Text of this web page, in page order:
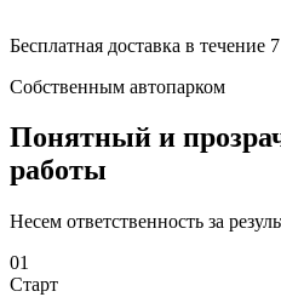
Бесплатная доставка в течение
Собственным автопарком
Понятный и
работы
Несем ответственность за
01
Старт